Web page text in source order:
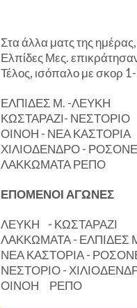
Στα άλλα ματς της
Ελπίδες Μες.
Τέλος, ισόπαλο με σκορ 1-
ΕΛΠΙΔΕΣ Μ. -
ΚΩΣΤΑΡΑΖΙ-
ΟΙΝΟΗ - ΝΕΑ
ΧΙΛΙΟΔΕΝΔΡΟ -
ΛΑΚΚΩΜΑΤΑ ΡΕΠΟ
ΕΠΟΜΕΝΟΙ ΑΓΩΝΕΣ
ΛΕΥΚΗ - ΚΩΣΤΑΡΑΖΙ
ΛΑΚΚΩΜΑΤΑ - ΕΛΠΙΔΕΣ
ΝΕΑ ΚΑΣΤΟΡΙΑ -
ΝΕΣΤΟΡΙΟ -
ΟΙΝΟΗ ΡΕΠΟ